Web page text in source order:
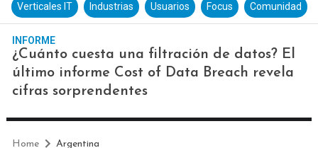
Verticales IT Industrias Usuarios Focus Comunidad
INFORME
¿Cuánto cuesta una filtración de datos? El
último informe Cost of Data Breach revela
cifras sorprendentes
Home Argentina